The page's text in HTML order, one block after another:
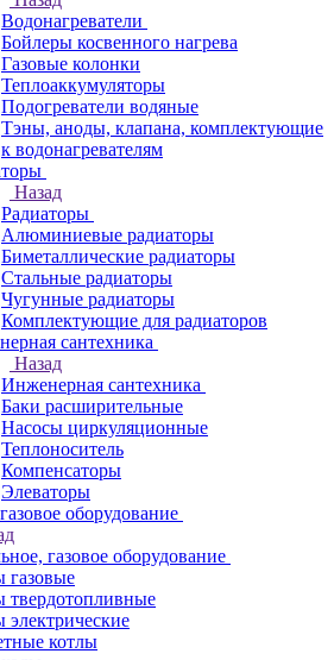
Водонагреватели
Бойлеры косвенного нагрева
Газовые колонки
Теплоаккумуляторы
Подогреватели водяные
Тэны, аноды, клапана, комплектующие
к водонагревателям
Назад
Радиаторы
Алюминиевые радиаторы
Биметаллические радиаторы
Стальные радиаторы
Чугунные радиаторы
Комплектующие для радиаторов
сантехника
Назад
Инженерная сантехника
Баки расширительные
Насосы циркуляционные
Теплоноситель
Компенсаторы
Элеваторы
оборудование
газовое оборудование
газовые
твердотопливные
электрические
котлы